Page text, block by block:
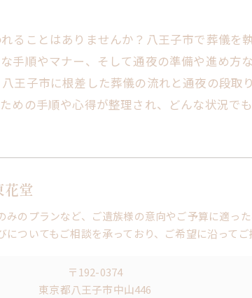
ることはありませんか？八王子市で葬儀を
手順やマナー、そして通夜の準備や進め方
王子市に根差した葬儀の流れと通夜の段取
めの手順や心得が整理され、どんな状況で
花堂
のプランなど、ご遺族様の意向やご予算に適っ
ついてもご相談を承っており、ご希望に沿ってご
〒192-0374
東京都八王子市中山446